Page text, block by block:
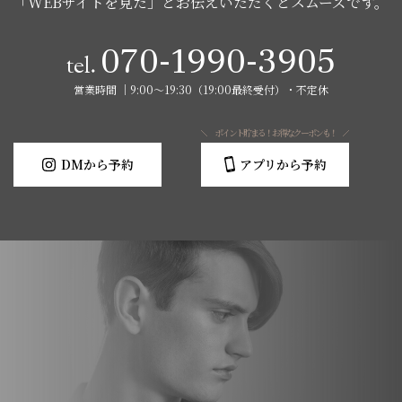
tel. 070-1990-3905
営業時間 │9:00～19:30（19:00最終受付）・不定休
DMから予約
ポイント貯まる！お得なクーポンも！
アプリから予約